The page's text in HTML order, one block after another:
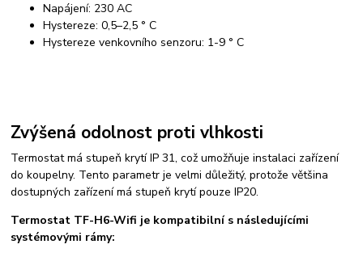
Napájení: 230 AC
Hystereze: 0,5–2,5 ° C
Hystereze venkovního senzoru: 1-9 ° C
Zvýšená odolnost proti vlhkosti
Termostat má stupeň krytí IP 31, což umožňuje instalaci zařízení
do koupelny. Tento parametr je velmi důležitý, protože většina
dostupných zařízení má stupeň krytí pouze IP20.
Termostat TF-H6-Wifi je kompatibilní s následujícími
systémovými rámy: